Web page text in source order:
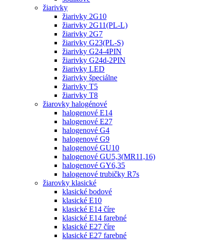
žiarivky
žiarivky 2G10
žiarivky 2G11(PL-L)
žiarivky 2G7
žiarivky G23(PL-S)
žiarivky G24-4PIN
žiarivky G24d-2PIN
žiarivky LED
žiarivky špeciálne
žiarivky T5
žiarivky T8
žiarovky halogénové
halogenové E14
halogenové E27
halogenové G4
halogenové G9
halogenové GU10
halogenové GU5,3(MR11,16)
halogenové GY6,35
halogenové trubičky R7s
žiarovky klasické
klasické bodové
klasické E10
klasické E14 číre
klasické E14 farebné
klasické E27 číre
klasické E27 farebné